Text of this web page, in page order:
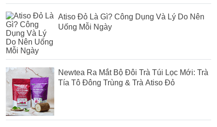
Atiso Đỏ Là Gì? Công Dụng Và Lý Do Nên
Uống Mỗi Ngày
Newtea Ra Mắt Bộ Đôi Trà Túi Lọc Mới: Trà
Tía Tô Đông Trùng & Trà Atiso Đỏ